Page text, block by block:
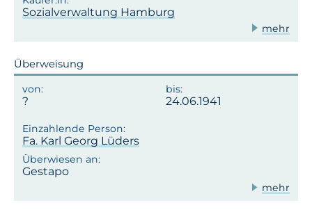
Sozialverwaltung Hamburg
mehr
Überweisung
24.06.1941
Fa. Karl Georg Lüders
Gestapo
mehr